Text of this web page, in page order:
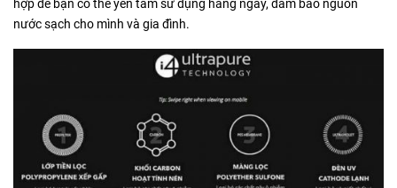
hợp để bạn có thể yên tâm sử dụng hàng ngày, đảm bảo nguồn
nước sạch cho mình và gia đình.